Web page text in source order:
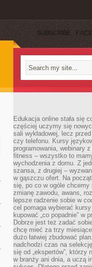
SUBSCRIBE
Edukacja online stała się
częściej uczymy się
sali wykładowej, lecz
czy telefonu. Kursy
programowania, webinary
fitness – wszystko to
wychodzenia z domu. Z
szansa, z drugiej –
w gąszczu ofert. Na
się, po co w ogóle
zmianę zawodu, awans,
lepsze radzenie sobie w
cel pomaga wybierać
kupować „co popadnie” w
Dobrze jest też zadać
chcę mieć za trzy
dużo łatwiej zbudować
nadchodzi czas na
się od „ekspertów”, którzy
w branży ani dnia, a uczą